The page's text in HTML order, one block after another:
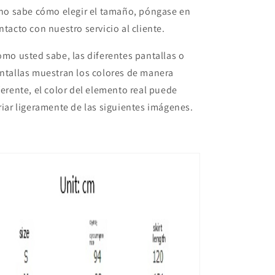
sabe cómo elegir el tamaño, póngase en
con nuestro servicio al cliente.
usted sabe, las diferentes pantallas o
muestran los colores de manera
el color del elemento real puede
ligeramente de las siguientes imágenes.